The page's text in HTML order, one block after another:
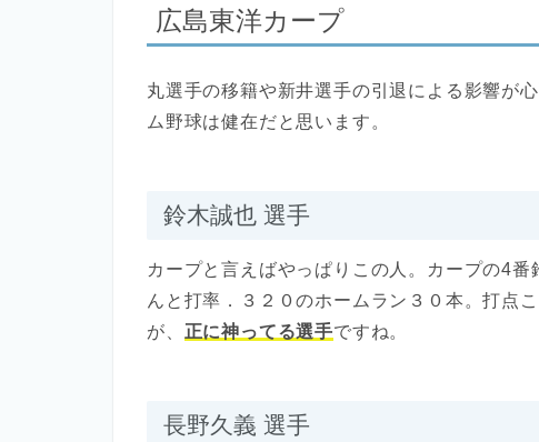
広島東洋カープ
丸選手の移籍や新井選手の引退による影響が
ム野球は健在だと思います。
鈴木誠也 選手
カープと言えばやっぱりこの人。カープの4
んと打率．３２０のホームラン３０本。打点
が、 正に神ってる選手ですね。
長野久義 選手